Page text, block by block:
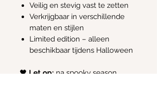
Veilig en stevig vast te zetten
Verkrijgbaar in verschillende
maten en stijlen
Limited edition – alleen
beschikbaar tijdens Halloween
🖤 Let op: na spooky season